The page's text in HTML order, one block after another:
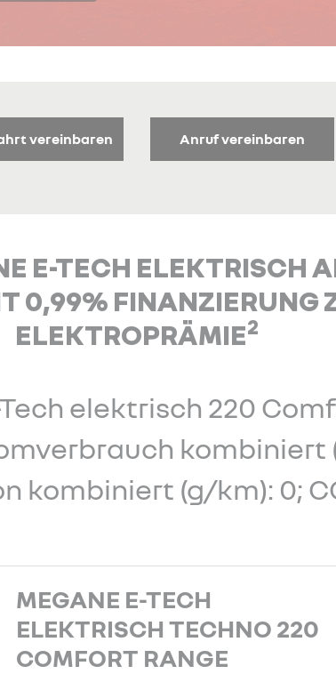
vereinbaren Anruf vereinbaren
E-TECH ELEKTRISCH
0,99% FINANZIERUNG
ELEKTROPRÄMIE2
elektrisch 220
kombiniert
kombiniert (g/km): 0;
MEGANE E-TECH
ELEKTRISCH TECHNO 220
COMFORT RANGE